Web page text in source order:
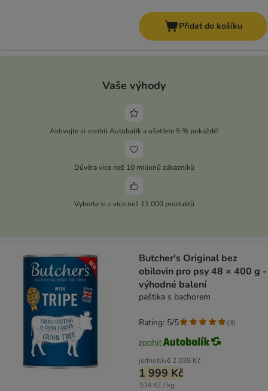
Přidat do košíku
Vaše výhody
Aktivujte si zoohit Autobalík a ušetřete 5 % pokaždé!
Důvěra více než 10 milionů zákazníků
Vyberte si z více než 11 000 produktů
Butcher's Original bez
obilovin pro psy 48 × 400 g -
výhodné balení
paštika s bachorem
jednotlivě 2 038 Kč
1 999 Kč
104 Kč / kg
Rating: 5/5 (3)